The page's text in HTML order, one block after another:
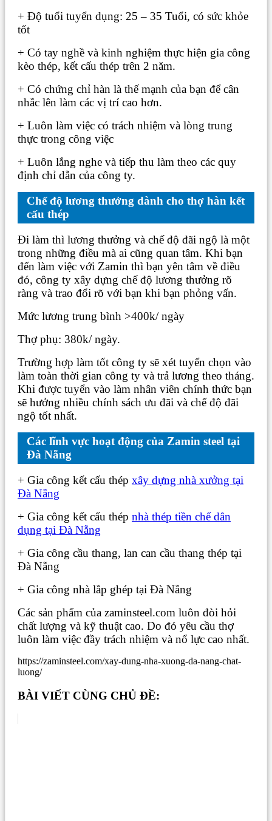
+ Độ tuổi tuyển dụng: 25 – 35 Tuổi, có sức khỏe
tốt
+ Có tay nghề và kinh nghiệm thực hiện gia công
kèo thép, kết cấu thép trên 2 năm.
+ Có chứng chỉ hàn là thế mạnh của bạn để cân
nhắc lên làm các vị trí cao hơn.
+ Luôn làm việc có trách nhiệm và lòng trung
thực trong công việc
+ Luôn lắng nghe và tiếp thu làm theo các quy
định chỉ dẫn của công ty.
Chế độ lương thưởng dành cho thợ hàn kết
cấu thép
Đi làm thì lương thưởng và chế độ đãi ngộ là một
trong những điều mà ai cũng quan tâm. Khi bạn
đến làm việc với Zamin thì bạn yên tâm về điều
đó, công ty xây dựng chế độ lương thưởng rõ
ràng và trao đổi rõ với bạn khi bạn phỏng vấn.
Mức lương trung bình >400k/ ngày
Thợ phụ: 380k/ ngày.
Trường hợp làm tốt công ty sẽ xét tuyển chọn vào
làm toàn thời gian công ty và trả lương theo tháng.
Khi được tuyển vào làm nhân viên chính thức bạn
sẽ hưởng nhiều chính sách ưu đãi và chế độ đãi
ngộ tốt nhất.
Các lĩnh vực hoạt động của Zamin steel tại
Đà Nẵng
+ Gia công kết cấu thép xây dựng nhà xưởng tại
Đà Nẵng
+ Gia công kết cấu thép nhà thép tiền chế dân
dụng tại Đà Nẵng
+ Gia công cầu thang, lan can cầu thang thép tại
Đà Nẵng
+ Gia công nhà lắp ghép tại Đà Nẵng
Các sản phẩm của zaminsteel.com luôn đòi hỏi
chất lượng và kỹ thuật cao. Do đó yêu cầu thợ
luôn làm việc đầy trách nhiệm và nổ lực cao nhất.
https://zaminsteel.com/xay-dung-nha-xuong-da-nang-chat-
luong/
BÀI VIẾT CÙNG CHỦ ĐỀ: